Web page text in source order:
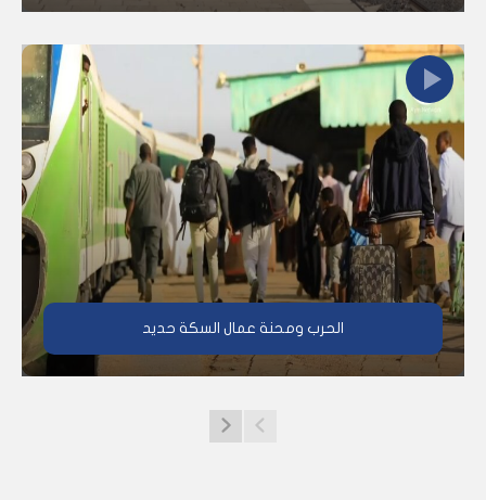
الحرب ومحنة عمال السكة حديد